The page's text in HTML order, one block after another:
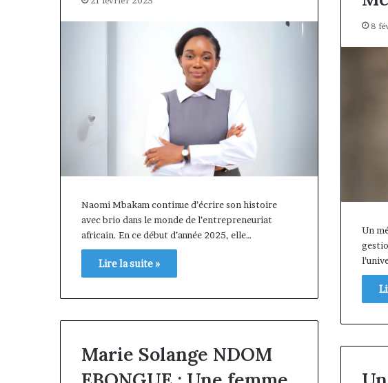
Naomi Mbakam continue d’écrire son histoire
avec brio dans le monde de l’entrepreneuriat
africain. En ce début d’année 2025, elle…
Lire la suite »
8
Un
Marie Solange NDOM
intérim,